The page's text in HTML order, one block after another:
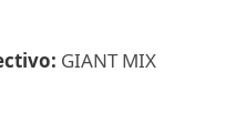
GIANT MIX